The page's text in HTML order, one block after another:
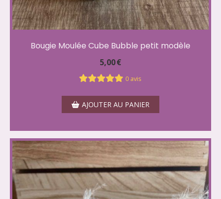
Bougie Moulée Cube Bubble petit modèle
5,00€
0 avis
AJOUTER AU PANIER